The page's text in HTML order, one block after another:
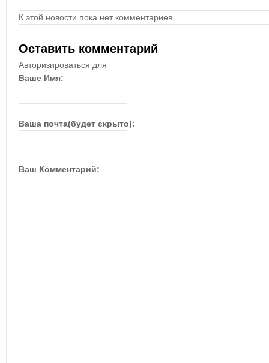
К этой новости пока нет комментариев.
Оставить комментарий
Авторизироваться для
Ваше Имя:
Ваша почта(будет скрыто):
Ваш Комментарий: